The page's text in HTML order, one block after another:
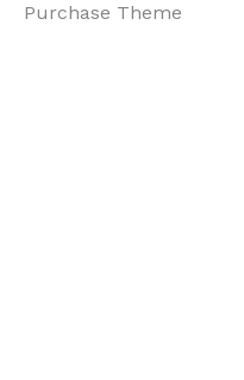
Purchase Theme